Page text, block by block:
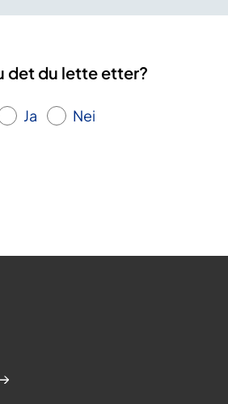
det du lette etter?
Ja Nei